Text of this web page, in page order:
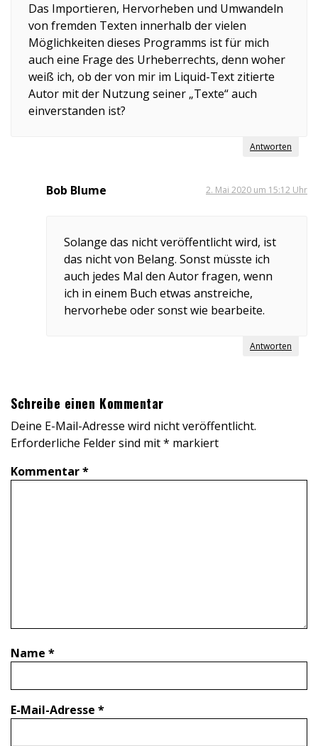
Das Importieren, Hervorheben und Umwandeln
von fremden Texten innerhalb der vielen
Möglichkeiten dieses Programms ist für mich
auch eine Frage des Urheberrechts, denn woher
weiß ich, ob der von mir im Liquid-Text zitierte
Autor mit der Nutzung seiner „Texte“ auch
einverstanden ist?
Antworten
Bob Blume 2. Mai 2020 um 15:12 Uhr
Solange das nicht veröffentlicht wird, ist
das nicht von Belang. Sonst müsste ich
auch jedes Mal den Autor fragen, wenn
ich in einem Buch etwas anstreiche,
hervorhebe oder sonst wie bearbeite.
Antworten
Schreibe einen Kommentar
Deine E-Mail-Adresse wird nicht veröffentlicht.
Erforderliche Felder sind mit* markiert
Kommentar*
Name *
E-Mail-Adresse *